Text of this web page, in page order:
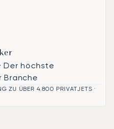
Der höchste
Branche
ZU ÜBER 4.800 PRIVATJETS ·